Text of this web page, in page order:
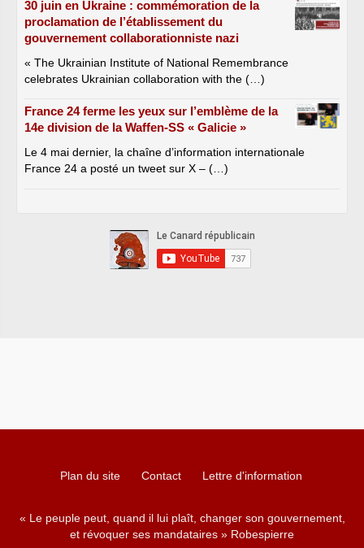
30 juin en Ukraine : commémoration de la
proclamation de l’établissement du
gouvernement collaborationniste nazi
« The Ukrainian Institute of National Remembrance
celebrates Ukrainian collaboration with the (…)
France 24 ferme les yeux sur l’emblème de la
14e division de la Waffen-SS « Galicie »
Le 4 mai dernier, la chaîne d’information internationale
France 24 a posté un tweet sur X – (…)
Plan du site Contact Lettre d'information
« Le peuple peut, quand il lui plaît, changer son gouvernement,
et révoquer ses mandataires » Robespierre